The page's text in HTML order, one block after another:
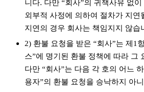
니다. 다만 “회사”의 귀책사유 없
외부적 사정에 의하여 절차가 지연
지연의 경우 회사는 책임지지 않습
2) 환불 요청을 받은 “회사”는 제1
스”에 명기된 환불 정책에 따라 그
다만 “회사”는 다음 각 호의 어느
용자”의 환불 요청을 승낙하지 아